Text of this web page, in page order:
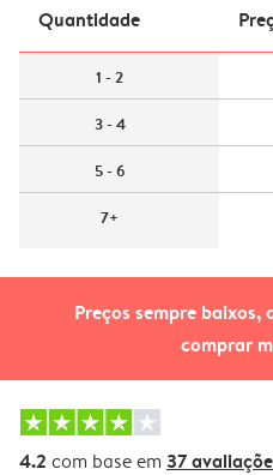
Preços sempre baixos,
comprar
Quantidade
1 - 2
3 - 4
5 - 6
7+
4.2 com base em 37